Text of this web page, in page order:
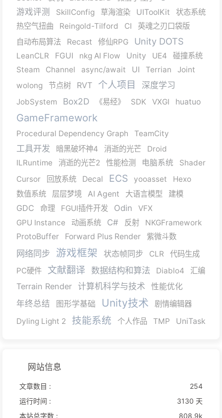
游戏评测
SkillConfig 草海渲染 UIToolKit
状态系统
热空气扭曲
Reingold-Tilford CI
英魂之刃口袋版
自动布局算法
Recast 修仙RPG Unity DOTS
LeanCLR FGUI nkg AI Flow Unity UE4
碰撞系统
Steam
Channel async/await UI Terrian
Joint
wolong
节点树 RVT 个人项目 深度学习
JobSystem Box2D 《易经》 SDK VXGI huatuo
GameFramework
Procedural Dependency Graph TeamCity
工具开发 暗黑破坏神4 消逝的光芒
Droid
ILRuntime
消逝的光芒2 性能检测 电脑系统
Shader
Cursor
回放系统 Decal ECS yooasset
Hexo
数值系统
层层梦境 AI Agent 大语言模型 建模
GDC 命理 FGUI插件开发 Odin
VFX
GPU Instance
动画系统 C# 反射
NKGFramework
ProtoBuffer
Forward Plus Render 紫微斗数
网络同步 游戏框架 状态帧同步 CLR
代码生成
PC硬件
文献翻译 数据结构和算法 Diablo4 汇编
Terrain Render 计算机科学与技术 性能优化
年终总结 图形学基础 Unity技术
剧情编辑器
Dyling Light 2
技能系统 个人作品 TMP UniTask
网站信息
文章数目 :
254
运行时间 :
3130 天
本站总字数 :
808.9k